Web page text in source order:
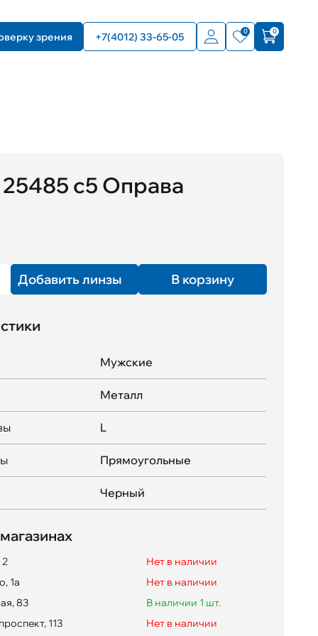
зрения +7(4012) 33-65-05 0 0
с5 Оправа
Добавить линзы В корзину
Мужские
Металл
L
Прямоугольные
Черный
Нет в наличии
1а
Нет в наличии
83
В наличии 1 шт.
113
Нет в наличии